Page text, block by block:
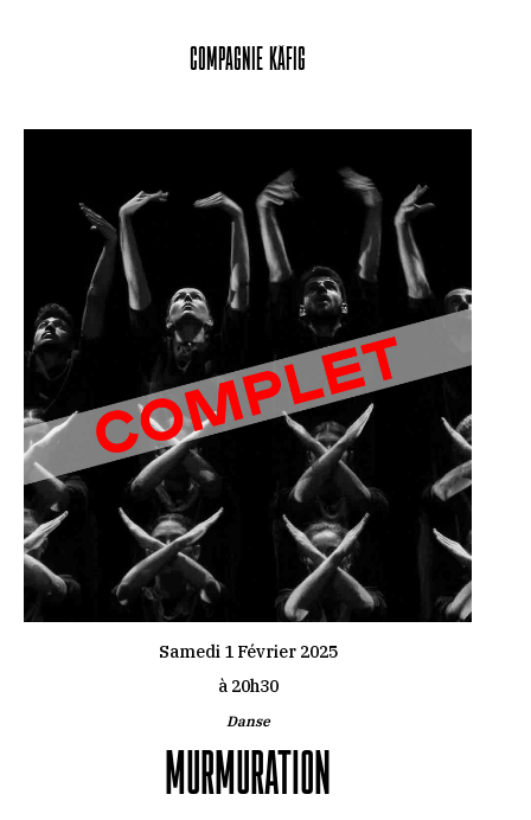
Compagnie Käfig
Samedi 1 Février 2025
à 20h30
Danse
MURMURATION